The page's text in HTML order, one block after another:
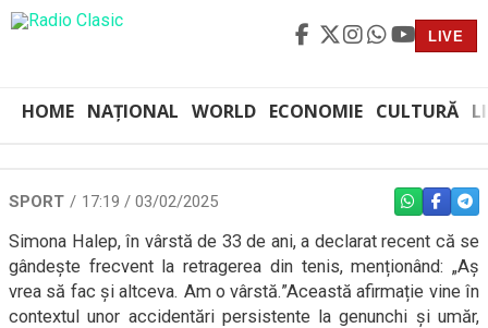
LIVE
HOME NAȚIONAL WORLD ECONOMIE CULTURĂ
SPORT 17:19 / 03/02/2025 WHATSAPP
Simona Halep, în vârstă de 33 de ani, a declarat recent că se
gândește frecvent la retragerea din tenis, menționând: „Aș
vrea să fac și altceva. Am o vârstă.”Această afirmație vine în
contextul unor accidentări persistente la genunchi și umăr,